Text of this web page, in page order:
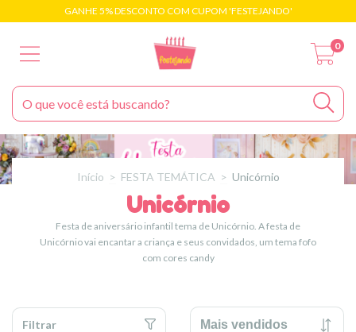
GANHE 5% DESCONTO COM CUPOM 'FESTEJANDO'
0
Início > FESTA TEMÁTICA > Unicórnio
Unicórnio
Festa de aniversário infantil tema de Unicórnio. A festa de
Unicórnio vai encantar a criança e seus convidados, um tema fofo
com cores candy
Filtrar